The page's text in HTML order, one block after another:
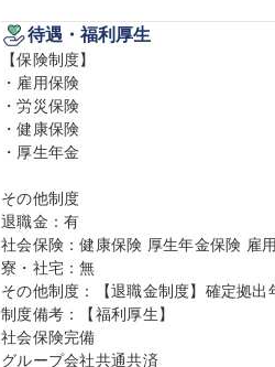
待遇・福利厚生
【保険制度】
・雇用保険
・労災保険
・健康保険
・厚生年金
その他制度
退職金：有
社会保険：健康保険 厚生年金保険 雇
寮・社宅：無
その他制度：【退職金制度】確定拠出
制度備考：【福利厚生】
社会保険完備
グループ会社共通共済